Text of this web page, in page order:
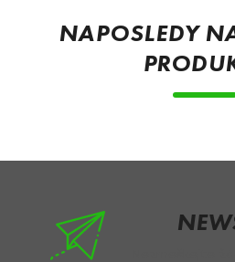
NAPOSLEDY